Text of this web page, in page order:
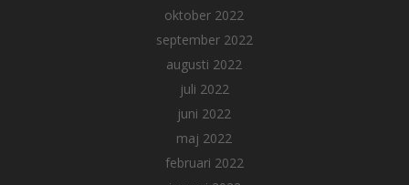
oktober 2022
september 2022
augusti 2022
juli 2022
juni 2022
maj 2022
februari 2022